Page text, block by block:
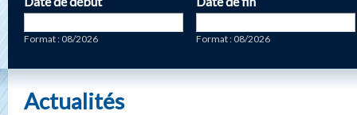
Format : 08/2026 Format : 08/2026
Actualités